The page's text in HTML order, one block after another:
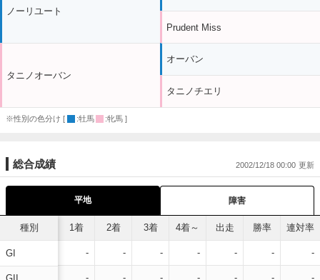
ノーリユート
タニノオーバン
Prudent Miss
オーバン
タニノチエリ
※性別の色分け [ :牡馬 :牝馬 ]
総合成績 2002/12/18 00:00
平地 障害
種別
GI
1着 2着 3着 4着～ 出走 勝率 連対率
- - - - - - -
- - - - - - -